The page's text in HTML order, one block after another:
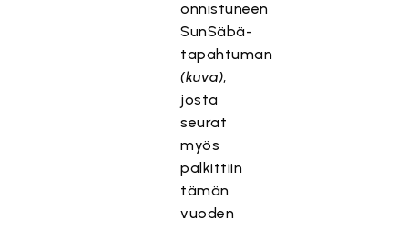
onnistuneen
SunSäbä-
tapahtuman
(kuva),
josta
seurat
myös
palkittiin
tämän
vuoden